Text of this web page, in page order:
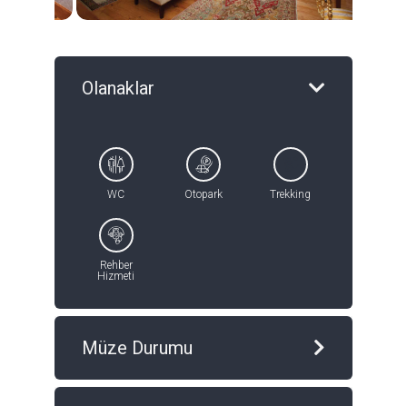
Olanaklar
WC Otopark Trekking
Rehber
Hizmeti
Müze Durumu